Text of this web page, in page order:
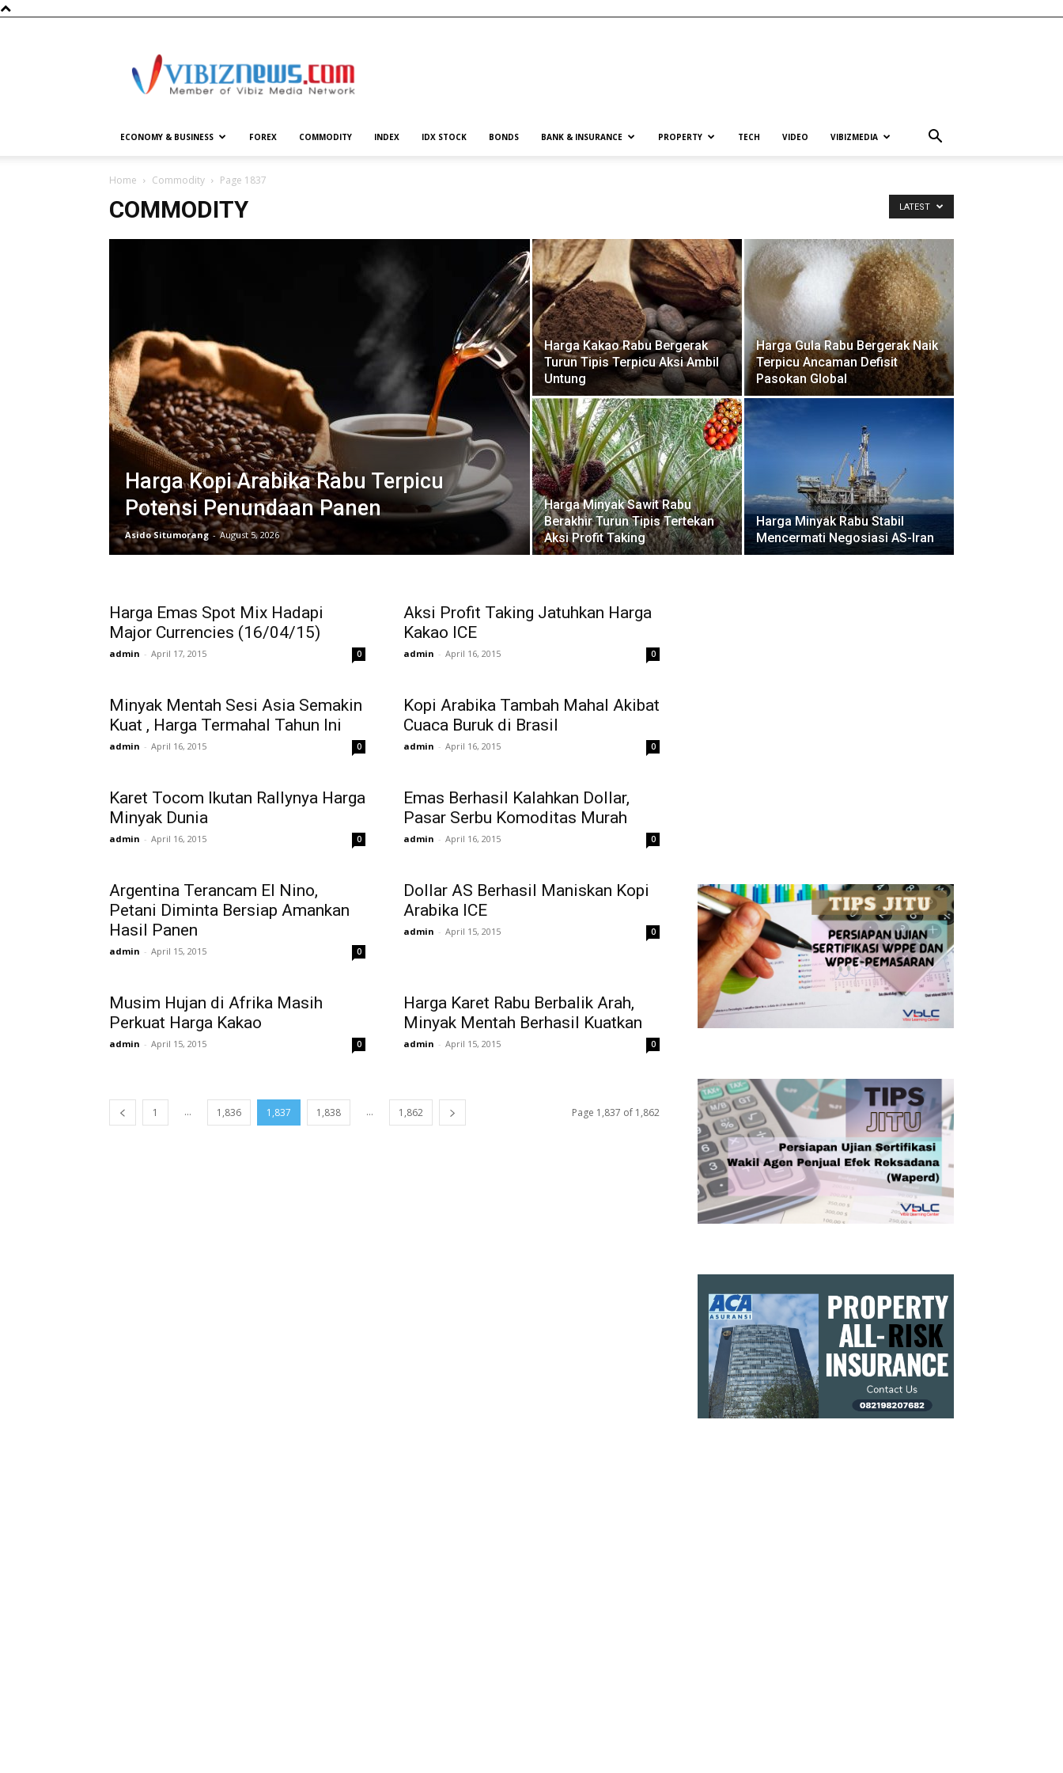
ECONOMY & BUSINESS FOREX COMMODITY INDEX IDX STOCK BONDS BANK & INSURANCE PROPERTY TECH VIDEO VIBIZMEDIA
Home Commodity Page 1837
COMMODITY LATEST
Harga Kopi Arabika Rabu Terpicu
Potensi Penundaan Panen
Asido Situmorang - August 5, 2026
Harga Kakao Rabu Bergerak
Turun Tipis Terpicu Aksi Ambil
Untung
Harga Gula Rabu Bergerak Naik
Terpicu Ancaman Defisit
Pasokan Global
Harga Minyak Sawit Rabu
Berakhir Turun Tipis Tertekan
Aksi Profit Taking
Harga Minyak Rabu Stabil
Mencermati Negosiasi AS-Iran
Harga Emas Spot Mix Hadapi
Major Currencies (16/04/15)
admin - April 17, 2015 0
Aksi Profit Taking Jatuhkan Harga
Kakao ICE
admin - April 16, 2015 0
Minyak Mentah Sesi Asia Semakin
Kuat , Harga Termahal Tahun Ini
admin - April 16, 2015 0
Kopi Arabika Tambah Mahal Akibat
Cuaca Buruk di Brasil
admin - April 16, 2015 0
Karet Tocom Ikutan Rallynya Harga
Minyak Dunia
admin - April 16, 2015 0
Emas Berhasil Kalahkan Dollar,
Pasar Serbu Komoditas Murah
admin - April 16, 2015 0
Argentina Terancam El Nino,
Petani Diminta Bersiap Amankan
Hasil Panen
admin - April 15, 2015 0
Dollar AS Berhasil Maniskan Kopi
Arabika ICE
admin - April 15, 2015 0
Musim Hujan di Afrika Masih
Perkuat Harga Kakao
admin - April 15, 2015 0
Harga Karet Rabu Berbalik Arah,
Minyak Mentah Berhasil Kuatkan
admin - April 15, 2015 0
1 ... 1,836 1,837 1,838 ... 1,862 Page 1,837 of 1,862